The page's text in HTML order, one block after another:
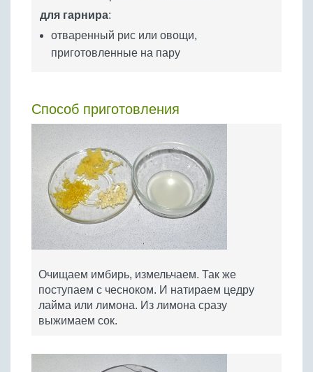
для гарнира:
отваренный рис или овощи,
приготовленные на пару
Способ приготовления
Очищаем имбирь, измельчаем. Так же
поступаем с чесноком. И натираем цедру
лайма или лимона. Из лимона сразу
выжимаем сок.